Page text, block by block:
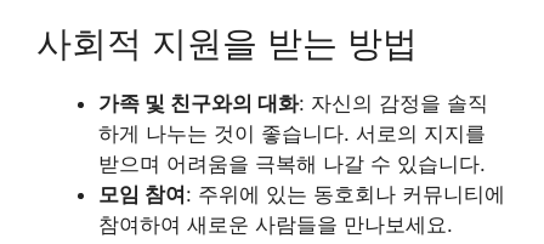
사회적 지원을 받는 방법
가족 및 친구와의 대화: 자신의 감정을 솔직
하게 나누는 것이 좋습니다. 서로의 지지를
받으며 어려움을 극복해 나갈 수 있습니다.
모임 참여: 주위에 있는 동호회나 커뮤니티에
참여하여 새로운 사람들을 만나보세요.